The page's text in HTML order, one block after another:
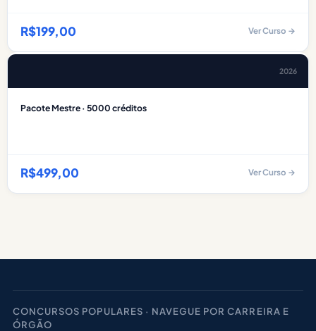
R$199,00 Ver Curso →
2026
Pacote Mestre · 5000 créditos
R$499,00 Ver Curso →
CONCURSOS POPULARES · NAVEGUE POR CARREIRA E
ÓRGÃO